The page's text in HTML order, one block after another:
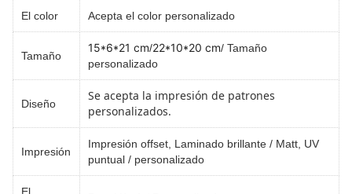
El color Acepta el color personalizado
Tamaño
15*6*21 cm/22*10*20 cm/ Tamaño
personalizado
Diseño
Se acepta la impresión de patrones
personalizados.
Impresión
Impresión offset, Laminado brillante / Matt, UV
puntual / personalizado